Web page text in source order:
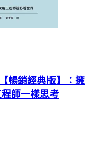
暢銷經典版】：擁
師一樣思考